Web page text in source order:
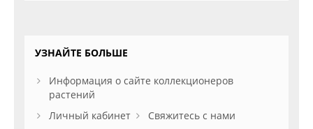
УЗНАЙТЕ БОЛЬШЕ
Информация о сайте коллекционеров
растений
Личный кабинет
Свяжитесь с нами